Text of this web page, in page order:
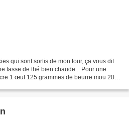
qui sont sortis de mon four, ça vous dit
tasse de thé bien chaude... Pour une
1 œuf 125 grammes de beurre mou 200